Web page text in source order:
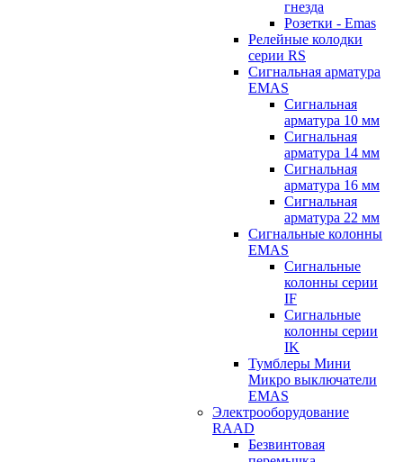
гнезда
Розетки - Emas
Релейные колодки
серии RS
Сигнальная арматура
EMAS
Сигнальная
арматура 10 мм
Сигнальная
арматура 14 мм
Сигнальная
арматура 16 мм
Сигнальная
арматура 22 мм
Сигнальные колонны
EMAS
Сигнальные
колонны серии
IF
Сигнальные
колонны серии
IK
Тумблеры Мини
Микро выключатели
EMAS
Электрооборудование
RAAD
Безвинтовая